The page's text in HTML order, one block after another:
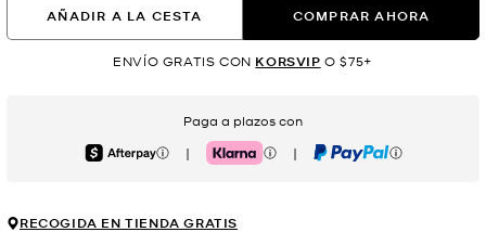
AÑADIR A LA CESTA COMPRAR AHORA
ENVÍO GRATIS CON KORSVIP O $75+
Paga a plazos con
Afterpay | Klarna | PayPal
RECOGIDA EN TIENDA GRATIS